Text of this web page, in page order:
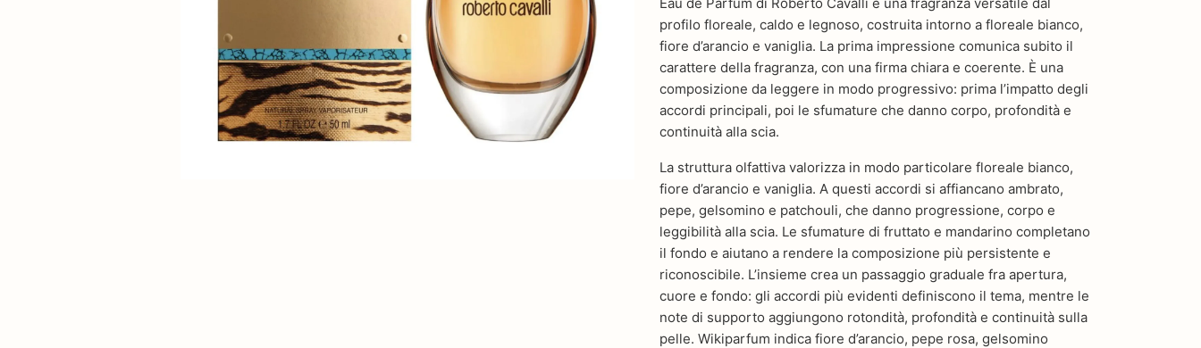
profilo floreale, caldo e legnoso, costruita intorno a floreale bianco,
fiore d’arancio e vaniglia. La prima impressione comunica subito il
carattere della fragranza, con una firma chiara e coerente. È una
composizione da leggere in modo progressivo: prima l’impatto degli
accordi principali, poi le sfumature che danno corpo, profondità e
continuità alla scia.
La struttura olfattiva valorizza in modo particolare floreale bianco,
fiore d’arancio e vaniglia. A questi accordi si affiancano ambrato,
pepe, gelsomino e patchouli, che danno progressione, corpo e
leggibilità alla scia. Le sfumature di fruttato e mandarino completano
il fondo e aiutano a rendere la composizione più persistente e
riconoscibile. L’insieme crea un passaggio graduale fra apertura,
cuore e fondo: gli accordi più evidenti definiscono il tema, mentre le
note di supporto aggiungono rotondità, profondità e continuità sulla
pelle. Wikiparfum indica fiore d’arancio, pepe rosa, gelsomino